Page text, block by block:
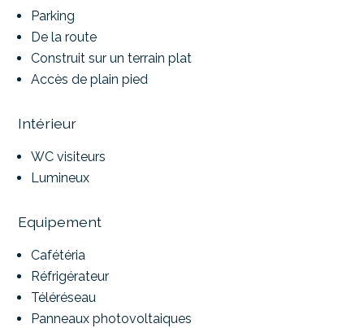
Parking
De la route
Construit sur un terrain plat
Accès de plain pied
Intérieur
WC visiteurs
Lumineux
Equipement
Cafétéria
Réfrigérateur
Téléréseau
Panneaux photovoltaiques